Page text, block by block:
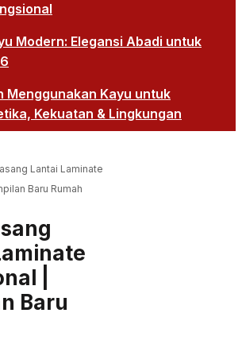
Modern: Elegansi Abadi untuk
Menggunakan Kayu untuk
Kekuatan & Lingkungan
Lantai Laminate
Baru Rumah
|
Baru